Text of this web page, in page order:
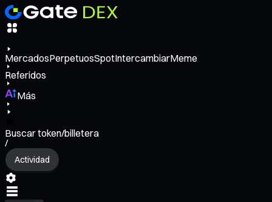
MercadosPerpetuosSpotIntercambiarMeme
Referidos
Más
Buscar token/billetera
/
Actividad